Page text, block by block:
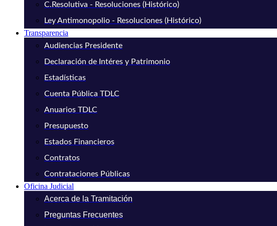
C.Resolutiva - Resoluciones (Histórico)
Ley Antimonopolio - Resoluciones (Histórico)
Transparencia
Audiencias Presidente
Declaración de Intéres y Patrimonio
Estadísticas
Cuenta Pública TDLC
Anuarios TDLC
Presupuesto
Estados Financieros
Contratos
Contrataciones Públicas
Oficina Judicial
Acerca de la Tramitación
Preguntas Frecuentes